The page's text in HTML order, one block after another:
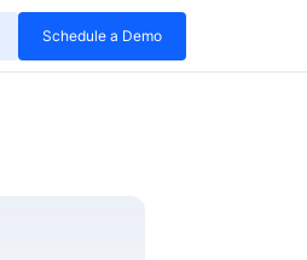
Schedule a Demo